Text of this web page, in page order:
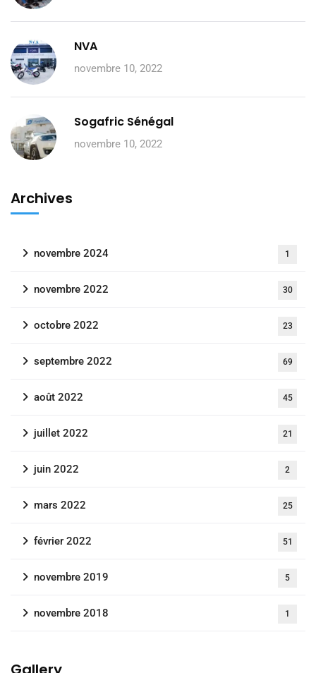
NVA
novembre 10, 2022
Sogafric Sénégal
novembre 10, 2022
Archives
novembre 2024 1
novembre 2022 30
octobre 2022 23
septembre 2022 69
août 2022 45
juillet 2022 21
juin 2022 2
mars 2022 25
février 2022 51
novembre 2019 5
novembre 2018 1